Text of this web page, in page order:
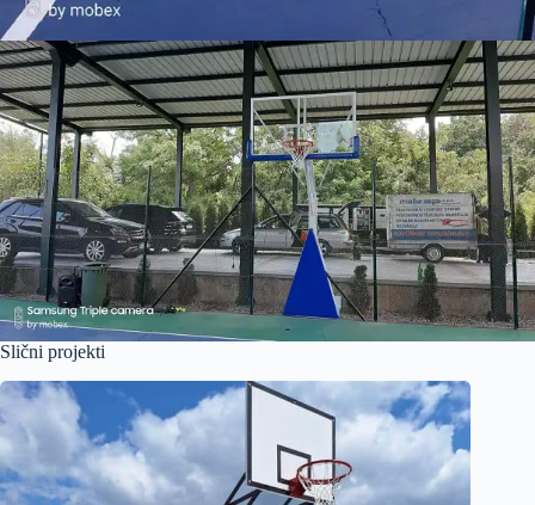
Slični projekti